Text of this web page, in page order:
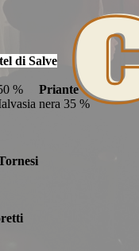
di Salve
%
Priante
nera 35 %